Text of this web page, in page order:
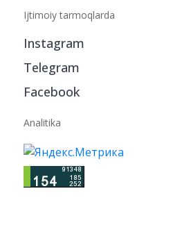
Ijtimoiy tarmoqlarda
Instagram
Telegram
Facebook
Analitika